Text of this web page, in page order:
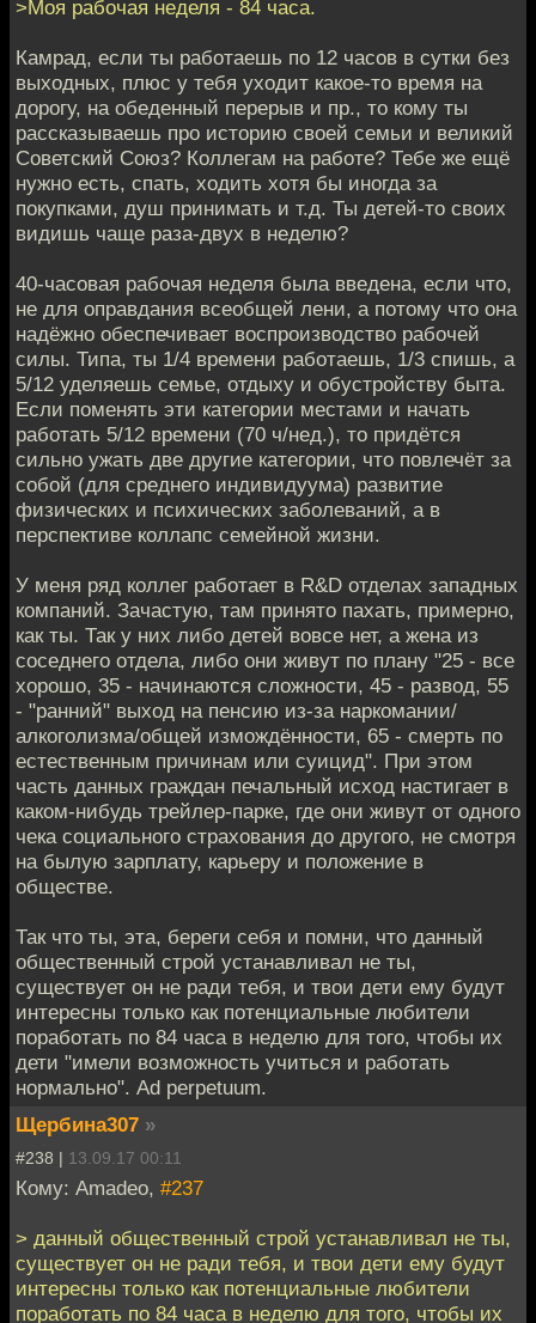
>Моя рабочая неделя - 84 часа.
Камрад, если ты работаешь по 12 часов в сутки без
выходных, плюс у тебя уходит какое-то время на
дорогу, на обеденный перерыв и пр., то кому ты
рассказываешь про историю своей семьи и великий
Советский Союз? Коллегам на работе? Тебе же ещё
нужно есть, спать, ходить хотя бы иногда за
покупками, душ принимать и т.д. Ты детей-то своих
видишь чаще раза-двух в неделю?
40-часовая рабочая неделя была введена, если что,
не для оправдания всеобщей лени, а потому что она
надёжно обеспечивает воспроизводство рабочей
силы. Типа, ты 1/4 времени работаешь, 1/3 спишь, а
5/12 уделяешь семье, отдыху и обустройству быта.
Если поменять эти категории местами и начать
работать 5/12 времени (70 ч/нед.), то придётся
сильно ужать две другие категории, что повлечёт за
собой (для среднего индивидуума) развитие
физических и психических заболеваний, а в
перспективе коллапс семейной жизни.
У меня ряд коллег работает в R&D отделах западных
компаний. Зачастую, там принято пахать, примерно,
как ты. Так у них либо детей вовсе нет, а жена из
соседнего отдела, либо они живут по плану "25 - все
хорошо, 35 - начинаются сложности, 45 - развод, 55
- "ранний" выход на пенсию из-за наркомании/
алкоголизма/общей измождённости, 65 - смерть по
естественным причинам или суицид". При этом
часть данных граждан печальный исход настигает в
каком-нибудь трейлер-парке, где они живут от одного
чека социального страхования до другого, не смотря
на былую зарплату, карьеру и положение в
обществе.
Так что ты, эта, береги себя и помни, что данный
общественный строй устанавливал не ты,
существует он не ради тебя, и твои дети ему будут
интересны только как потенциальные любители
поработать по 84 часа в неделю для того, чтобы их
дети "имели возможность учиться и работать
нормально". Ad perpetuum.
Щербина307 »
#238 | 13.09.17 00:11
Кому: Amadeo, #237
> данный общественный строй устанавливал не ты,
существует он не ради тебя, и твои дети ему будут
интересны только как потенциальные любители
поработать по 84 часа в неделю для того, чтобы их